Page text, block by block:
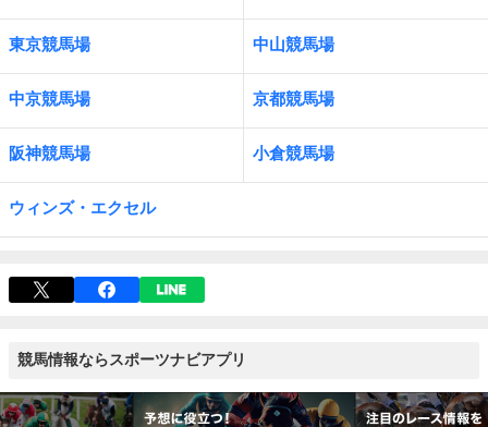
東京競馬場 中山競馬場
中京競馬場 京都競馬場
阪神競馬場 小倉競馬場
ウィンズ・エクセル
競馬情報ならスポーツナビアプリ